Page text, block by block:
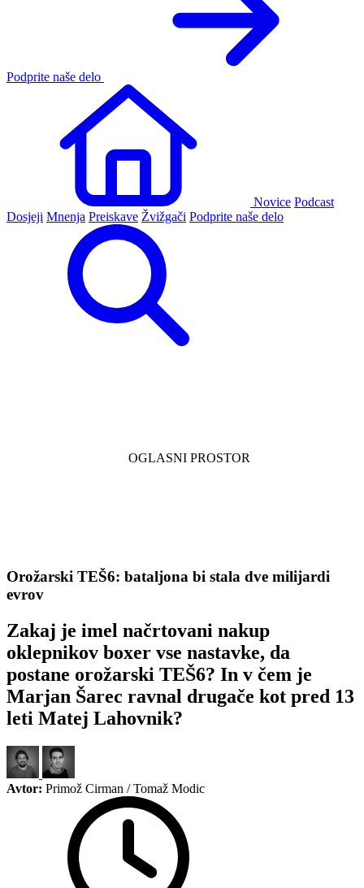
Podprite naše delo
Novice Podcast
Dosjeji Mnenja Preiskave Žvižgači Podprite naše delo
Orožarski TEŠ6: bataljona bi stala dve milijardi
evrov
Zakaj je imel načrtovani nakup
oklepnikov boxer vse nastavke, da
postane orožarski TEŠ6? In v čem je
Marjan Šarec ravnal drugače kot pred 13
leti Matej Lahovnik?
Avtor: Primož Cirman / Tomaž Modic